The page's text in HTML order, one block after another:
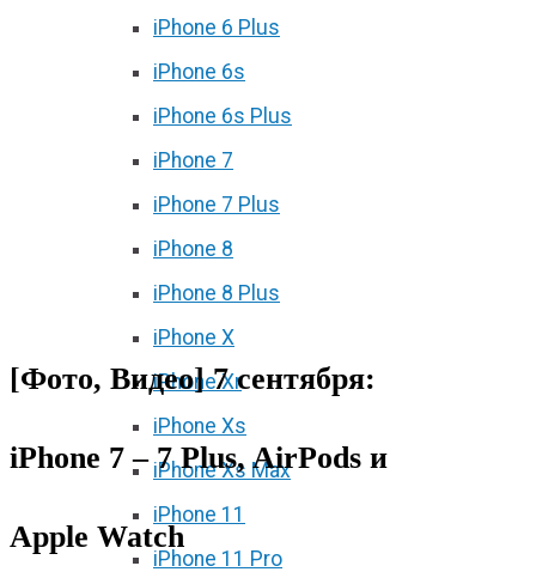
iPhone 6 Plus
iPhone 6s
iPhone 6s Plus
iPhone 7
iPhone 7 Plus
iPhone 8
iPhone 8 Plus
iPhone X
iPhone Xr
iPhone Xs
iPhone Xs Max
iPhone 11
iPhone 11 Pro
[Фото, Видео] 7 сентября:
iPhone 7 – 7 Plus, AirPods и
Apple Watch